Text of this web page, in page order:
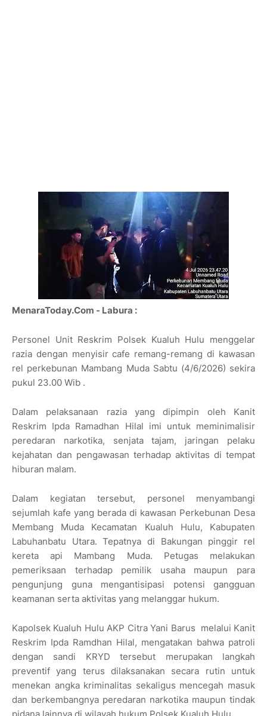
MenaraToday.Com - Labura :
Personel Unit Reskrim Polsek Kualuh Hulu menggelar
razia dengan menyisir cafe remang-remang di kawasan
rel perkebunan Mambang Muda Sabtu (4/6/2026) sekira
pukul 23.00 Wib .
Dalam pelaksanaan razia yang dipimpin oleh Kanit
Reskrim Ipda Ramadhan Hilal imi untuk meminimalisir
peredaran narkotika, senjata tajam, jaringan pelaku
kejahatan dan pengawasan terhadap aktivitas di tempat
hiburan malam.
Dalam kegiatan tersebut, personel menyambangi
sejumlah kafe yang berada di kawasan Perkebunan Desa
Membang Muda Kecamatan Kualuh Hulu, Kabupaten
Labuhanbatu Utara. Tepatnya di Bakungan pinggir rel
kereta api Mambang Muda. Petugas melakukan
pemeriksaan terhadap pemilik usaha maupun para
pengunjung guna mengantisipasi potensi gangguan
keamanan serta aktivitas yang melanggar hukum.
Kapolsek Kualuh Hulu AKP Citra Yani Barus melalui Kanit
Reskrim Ipda Ramdhan Hilal, mengatakan bahwa patroli
dengan sandi KRYD tersebut merupakan langkah
preventif yang terus dilaksanakan secara rutin untuk
menekan angka kriminalitas sekaligus mencegah masuk
dan berkembangnya peredaran narkotika maupun tindak